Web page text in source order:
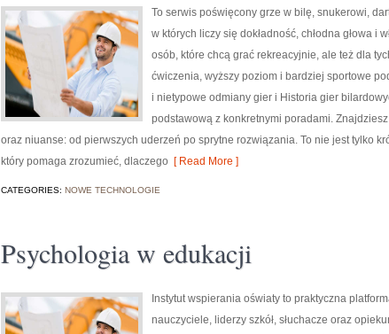
To serwis poświęcony grze w bilę, snukerowi,
w których liczy się dokładność, chłodna głowa i
osób, które chcą grać rekreacyjnie, ale też dla
ćwiczenia, wyższy poziom i bardziej sportowe
i nietypowe odmiany gier i Historia gier
podstawową z konkretnymi poradami.
oraz niuanse: od pierwszych uderzeń po sprytne rozwiązania. To nie jest tylko
który pomaga zrozumieć, dlaczego [ Read More ]
CATEGORIES: NOWE TECHNOLOGIE
Psychologia w edukacji
Instytut wspierania oświaty to praktyczna
nauczyciele, liderzy szkół, słuchacze oraz